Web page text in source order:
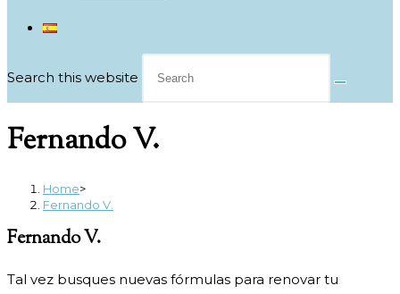
Search this website
Fernando V.
Home>
Fernando V.
Fernando V.
Tal vez busques nuevas fórmulas para renovar tu